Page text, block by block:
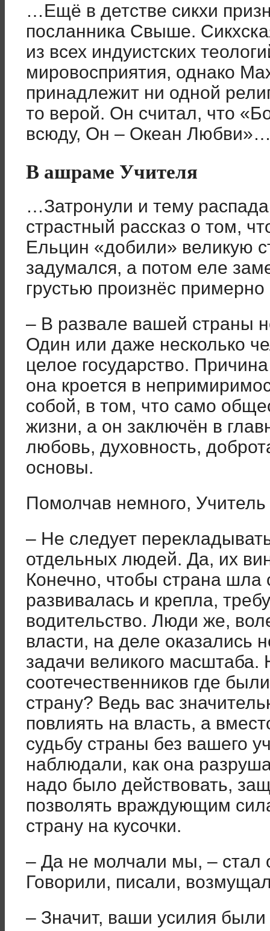
…Ещё в детстве сикхи
посланника Свыше.
из всех индуистских
мировосприятия, однако
принадлежит ни одной
то верой. Он считал, что
всюду, Он – Океан
В ашраме Учителя
…Затронули и тему
страстный рассказ о том,
Ельцин «добили» великую
задумался, а потом еле
грустью произнёс
– В развале вашей страны
Один или даже несколько
целое государство.
она кроется в
собой, в том, что само
жизни, а он заключён в
любовь, духовность,
основы.
Помолчав немного,
– Не следует
отдельных людей. Да, их
Конечно, чтобы страна шла
развивалась и крепла,
водительство. Люди же,
власти, на деле оказались
задачи великого
соотечественников где
страну? Ведь вас
повлиять на власть, а
судьбу страны без вашего
наблюдали, как она
надо было действовать,
позволять враждующим
страну на кусочки.
– Да не молчали мы, – стал
Говорили, писали,
– Значит, ваши усилия